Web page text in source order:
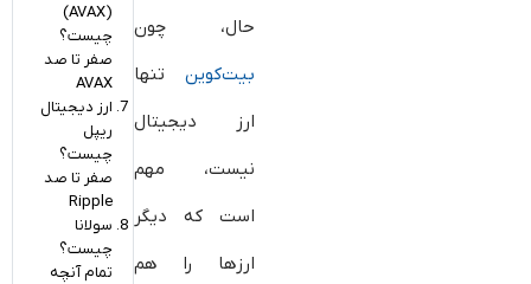
حال، چون
بیت‌کوینتنها
ارز دیجیتال
نیست، مهم
است که دیگر
ارزها را هم
(AVAX)
چیست؟
صفر تا صد
AVAX
ارز دیجیتال
ریپل
چیست؟
صفر تا صد
Ripple
سولانا
چیست؟
تمام آنچه